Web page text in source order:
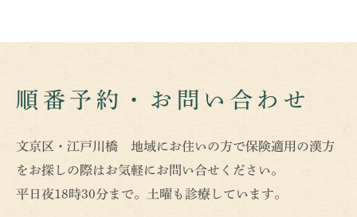
順番予約・お問い合わせ
文京区・江戸川橋 地域にお住いの方で保険適用の漢方
をお探しの際はお気軽にお問い合せください。
平日夜18時30分まで。土曜も診療しています。